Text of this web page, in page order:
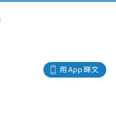
用 App 睇文